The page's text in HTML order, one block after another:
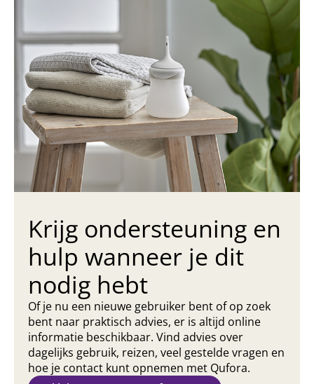
Krijg ondersteuning en
hulp wanneer je dit
nodig hebt
Of je nu een nieuwe gebruiker bent of op zoek
bent naar praktisch advies, er is altijd online
informatie beschikbaar. Vind advies over
dagelijks gebruik, reizen, veel gestelde vragen en
hoe je contact kunt opnemen met Qufora.